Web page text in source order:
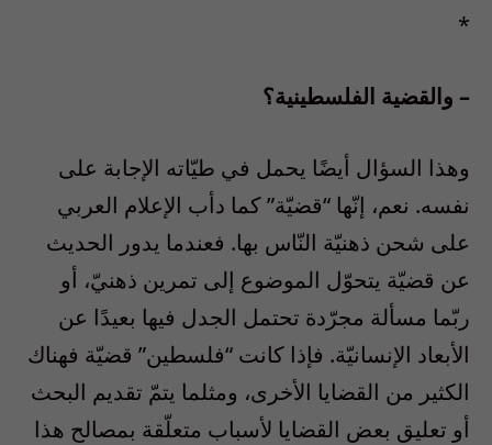
*
– والقضية الفلسطينية؟
وهذا السؤال أيضًا يحمل في طيّاته الإجابة على
نفسه. نعم، إنّها “قضيّة” كما دأب الإعلام العربي
على شحن ذهنيّة النّاس بها. فعندما يدور الحديث
عن قضيّة يتحوّل الموضوع إلى تمرين ذهنيّ، أو
ربّما مسألة مجرّدة تحتمل الجدل فيها بعيدًا عن
الأبعاد الإنسانيّة. فإذا كانت “فلسطين” قضيّة فهناك
الكثير من القضايا الأخرى، ومثلما يتمّ تقديم البحث
أو تعليق بعض القضايا لأسباب متعلّقة بمصالح هذا